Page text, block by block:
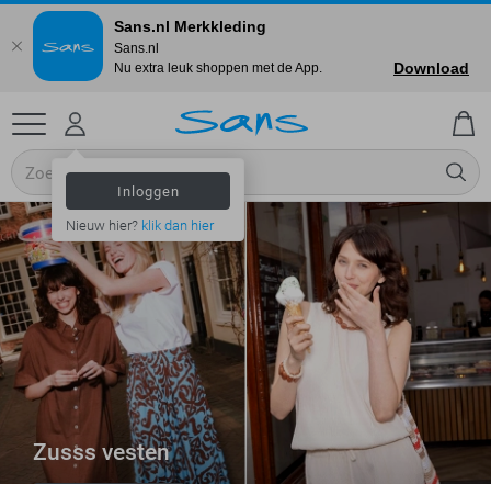
Inloggen
Nieuw hier? klik dan hier
Zusss vesten
Sans.nl Merkkleding
Sans.nl
Nu extra leuk shoppen met de App.
Download